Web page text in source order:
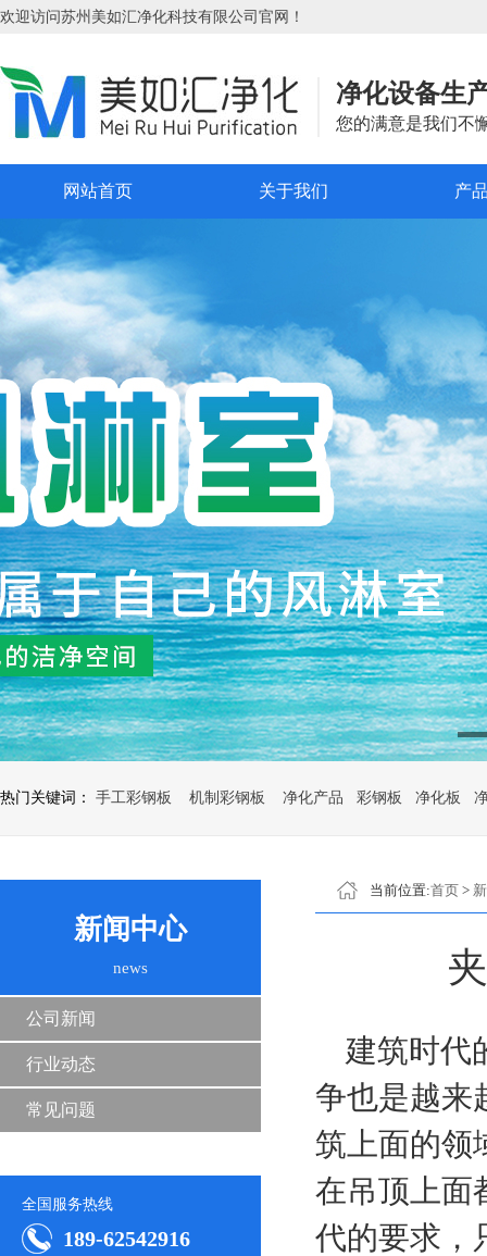
欢迎访问苏州美如汇净化科技有限公司官网！
净化设备生
您的满意是我们不
网站首页 关于我们 产
热门关键词： 手工彩钢板 机制彩钢板 净化产品 彩钢板 净化板
新闻中心
news
公司新闻
行业动态
常见问题
全国服务热线
189-62542916
当前位置:首页 >
建筑时代
争也是越来
筑上面的领
在吊顶上面
代的要求，